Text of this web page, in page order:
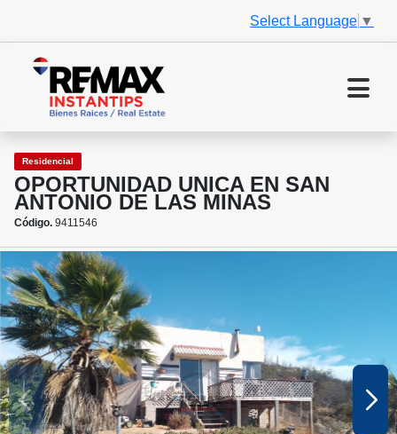
Select Language ▼
Residencial
OPORTUNIDAD UNICA EN SAN
ANTONIO DE LAS MINAS
Código. 9411546